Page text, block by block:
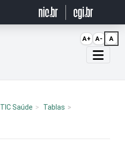
TIC Saúde Tablas
A+ A- A